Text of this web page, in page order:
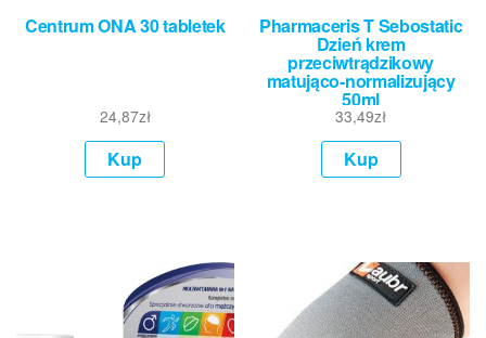
Centrum ONA 30 tabletek
24,87zł
Kup
Pharmaceris T Sebostatic
Dzień krem
przeciwtrądzikowy
matująco-normalizujący
50ml
33,49zł
Kup